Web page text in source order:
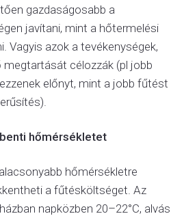
gazdaságosabb a
javítani, mint a hőtermelési
Vagyis azok a tevékenységek,
célozzák (pl jobb
előnyt, mint a jobb fűtést
hőmérsékletet
hőmérsékletre
a fűtésköltséget. Az
napközben 20–22°C, alvás